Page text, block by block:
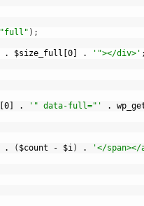
"full" ) ;
. $size_full[0] . '"></div>' ;
[0] . '" data-full="' .
. ( $count - $i) . '</span></